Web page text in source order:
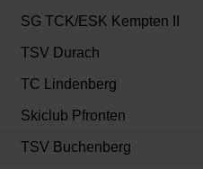
SG TCK/ESK Kempten II
TSV Durach
TC Lindenberg
Skiclub Pfronten
TSV Buchenberg